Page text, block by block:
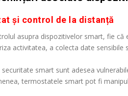
și control de la distanță
asupra dispozitivelor smart, fie
activitatea, a colecta date
securitate smart sunt adesea
termostatele smart pot fi